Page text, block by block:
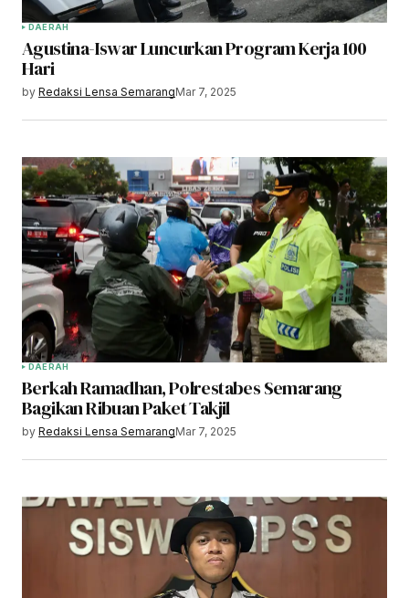
DAERAH
Agustina-Iswar Luncurkan Program Kerja 100
Hari
by Redaksi Lensa SemarangMar 7, 2025
DAERAH
Berkah Ramadhan, Polrestabes Semarang
Bagikan Ribuan Paket Takjil
by Redaksi Lensa SemarangMar 7, 2025